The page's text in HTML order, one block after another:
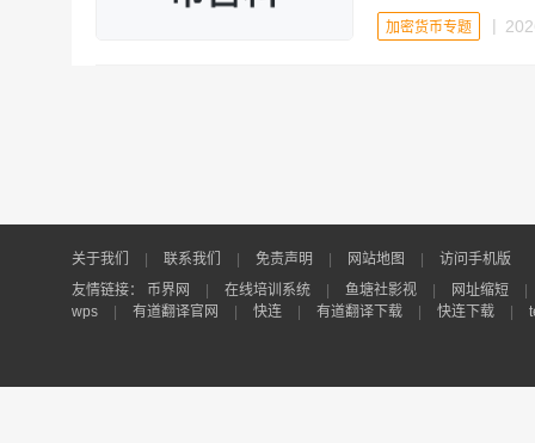
加密货币专题
关于我们 联系我们 免责声明 网站地图
访问手机版
友情链接： 币界网 在线培训系统 鱼塘社影视 网址缩短
wps
有道翻译官网 快连 有道翻译下载 快连下载